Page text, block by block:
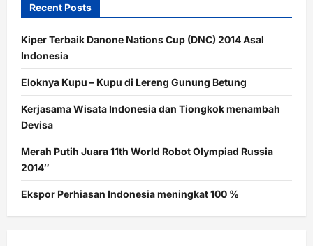
Recent Posts
Kiper Terbaik Danone Nations Cup (DNC) 2014 Asal
Indonesia
Eloknya Kupu – Kupu di Lereng Gunung Betung
Kerjasama Wisata Indonesia dan Tiongkok menambah
Devisa
Merah Putih Juara 11th World Robot Olympiad Russia
2014″
Ekspor Perhiasan Indonesia meningkat 100 %